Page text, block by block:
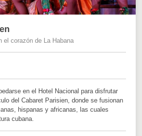
el corazón de La Habana
en el Hotel Nacional para disfrutar
del Cabaret Parisien, donde se fusionan
hispanas y africanas, las cuales
cubana.